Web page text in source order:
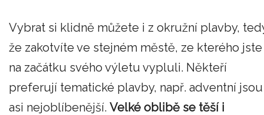
Vybrat si klidně můžete i z okružní plavby,
že zakotvíte ve stejném městě, ze kterého jste
na začátku svého výletu vypluli. Někteří
preferují tematické plavby, např. adventní jsou
asi nejoblíbenější. Velké oblibě se těší i